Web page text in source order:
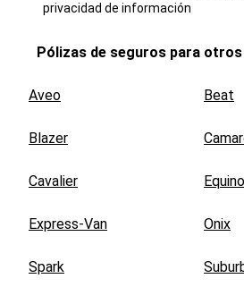
privacidad de información
Pólizas de seguros para
Aveo Beat
Blazer
Cavalier
Express-Van Onix
Spark